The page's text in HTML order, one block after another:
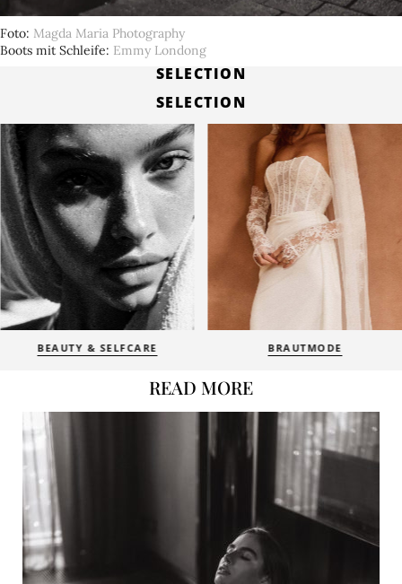
Foto Magda Maria Photography
Boots mit Schleife Emmy Londong
SELECTION
SELECTION
BEAUTY & SELFCARE BRAUTMODE
READ MORE